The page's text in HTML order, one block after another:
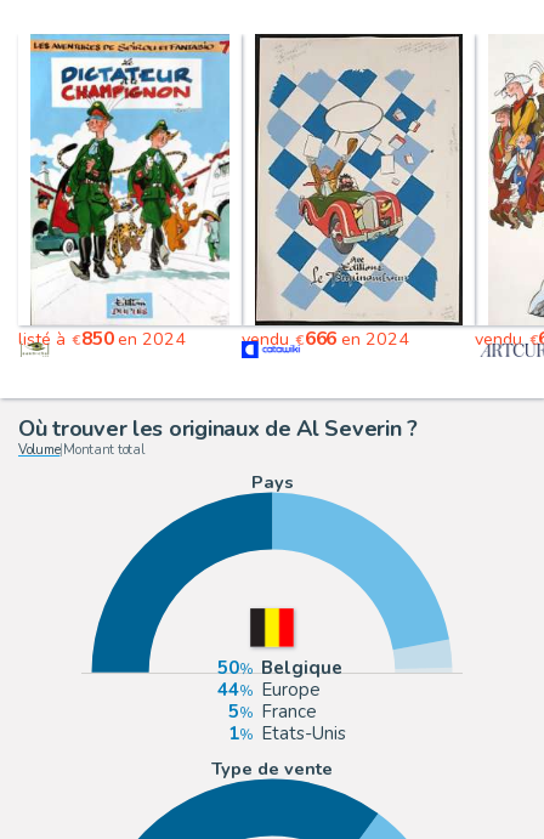
listé à €850en 2024 vendu€666 en 2024 vendu€
Où trouver les originaux de Al Severin ?
Volume| Montant total
Pays
50
Belgique
44
Europe
5
France
1
Etats-Unis
Type de vente